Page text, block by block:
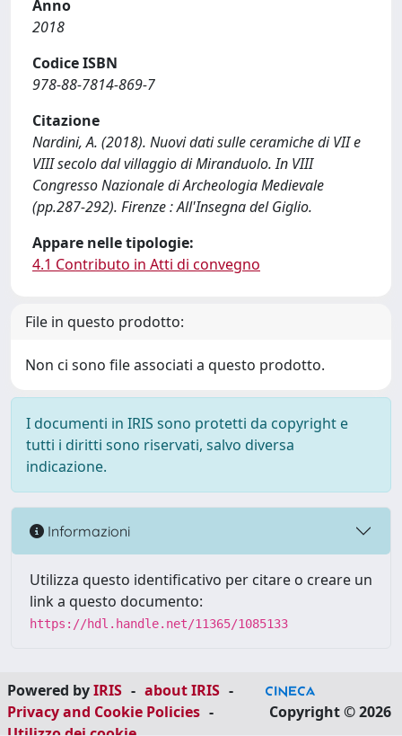
Anno
2018
Codice ISBN
978-88-7814-869-7
Citazione
Nardini, A. (2018). Nuovi dati sulle ceramiche di VII e
VIII secolo dal villaggio di Miranduolo. In VIII
Congresso Nazionale di Archeologia Medievale
(pp.287-292). Firenze : All'Insegna del Giglio.
Appare nelle tipologie:
4.1 Contributo in Atti di convegno
File in questo prodotto:
Non ci sono file associati a questo prodotto.
I documenti in IRIS sono protetti da copyright e
tutti i diritti sono riservati, salvo diversa
indicazione.
Informazioni
Utilizza questo identificativo per citare o creare un
link a questo documento:
https://hdl.handle.net/11365/1085133
Powered byIRIS - about IRIS -
Privacy and Cookie Policies -
Copyright © 2026